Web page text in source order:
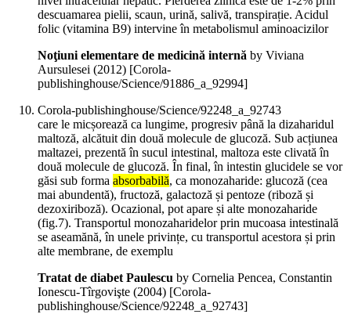
descuamarea pielii, scaun, urină, salivă, transpirație. Acidul
folic (vitamina B9) intervine în metabolismul aminoacizilor
Noţiuni elementare de medicină internă by Viviana
Aursulesei (2012) [Corola-
publishinghouse/Science/91886_a_92994]
Corola-publishinghouse/Science/92248_a_92743
care le micșorează ca lungime, progresiv până la dizaharidul
maltoză, alcătuit din două molecule de glucoză. Sub acțiunea
maltazei, prezentă în sucul intestinal, maltoza este clivată în
două molecule de glucoză. În final, în intestin glucidele se vor
găsi sub forma absorbabilă, ca monozaharide: glucoză (cea
mai abundentă), fructoză, galactoză și pentoze (riboză și
dezoxiriboză). Ocazional, pot apare și alte monozaharide
(fig.7). Transportul monozaharidelor prin mucoasa intestinală
se aseamănă, în unele privințe, cu transportul acestora și prin
alte membrane, de exemplu
Tratat de diabet Paulescu by Cornelia Pencea, Constantin
Ionescu-Tîrgovişte (2004) [Corola-
publishinghouse/Science/92248_a_92743]